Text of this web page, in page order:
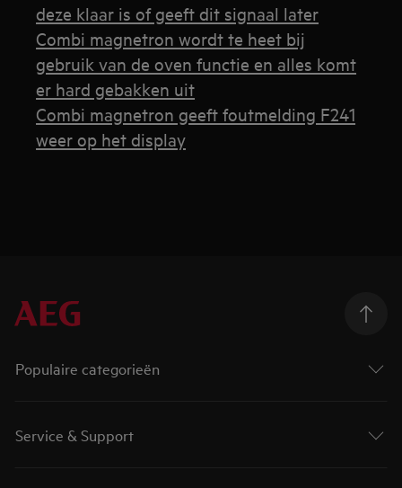
deze klaar is of geeft dit signaal later
Combi magnetron wordt te heet bij
gebruik van de oven functie en alles komt
er hard gebakken uit
Combi magnetron geeft foutmelding F241
weer op het display
Populaire categorieën
Service & Support